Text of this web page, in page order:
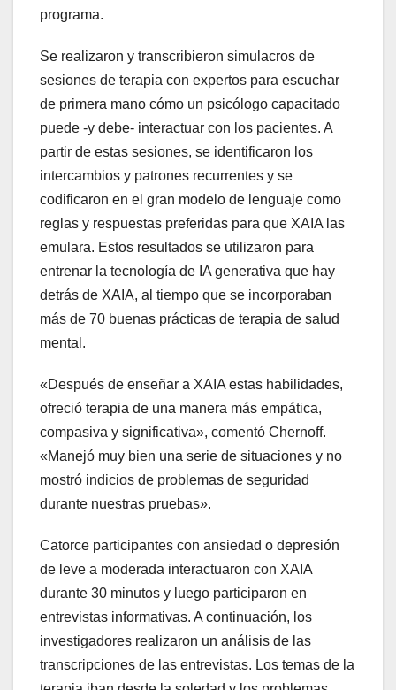
programa.
Se realizaron y transcribieron simulacros de
sesiones de terapia con expertos para escuchar
de primera mano cómo un psicólogo capacitado
puede -y debe- interactuar con los pacientes. A
partir de estas sesiones, se identificaron los
intercambios y patrones recurrentes y se
codificaron en el gran modelo de lenguaje como
reglas y respuestas preferidas para que XAIA las
emulara. Estos resultados se utilizaron para
entrenar la tecnología de IA generativa que hay
detrás de XAIA, al tiempo que se incorporaban
más de 70 buenas prácticas de terapia de salud
mental.
«Después de enseñar a XAIA estas habilidades,
ofreció terapia de una manera más empática,
compasiva y significativa», comentó Chernoff.
«Manejó muy bien una serie de situaciones y no
mostró indicios de problemas de seguridad
durante nuestras pruebas».
Catorce participantes con ansiedad o depresión
de leve a moderada interactuaron con XAIA
durante 30 minutos y luego participaron en
entrevistas informativas. A continuación, los
investigadores realizaron un análisis de las
transcripciones de las entrevistas. Los temas de la